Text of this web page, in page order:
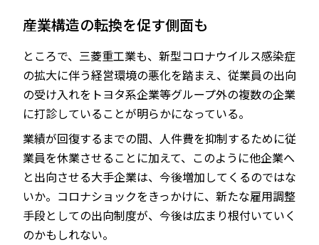
産業構造の転換を促す側面も
ところで、三菱重工業も、新型コロナウイルス感染症
の拡大に伴う経営環境の悪化を踏まえ、従業員の出向
の受け入れをトヨタ系企業等グループ外の複数の企業
に打診していることが明らかになっている。
業績が回復するまでの間、人件費を抑制するために従
業員を休業させることに加えて、このように他企業へ
と出向させる大手企業は、今後増加してくるのではな
いか。コロナショックをきっかけに、新たな雇用調整
手段としての出向制度が、今後は広まり根付いていく
のかもしれない。